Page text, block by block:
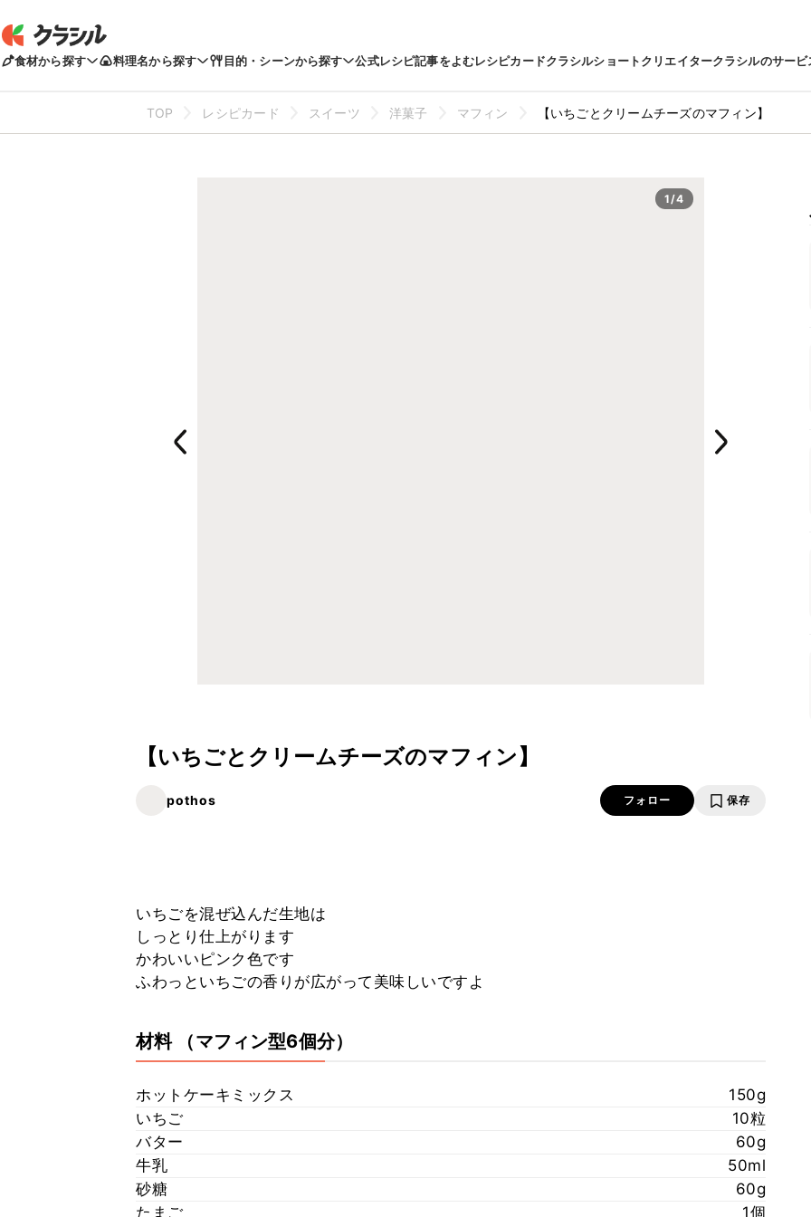
食材から探す 料理名から探す 目的・シーンから探す 公式レシピ記事をよむレシピカードクラシルショートクリエイタークラシルのサービ
TOP レシピカード スイーツ 洋菓子 マフィン 【いちごとクリームチーズのマフィン】
1/4
【いちごとクリームチーズのマフィン】
pothos フォロー 保存
いちごを混ぜ込んだ生地は
しっとり仕上がります
かわいいピンク色です
ふわっといちごの香りが広がって美味しいですよ
材料 （マフィン型6個分）
ホットケーキミックス
150g
いちご
10粒
バター
60g
牛乳
50ml
砂糖
60g
たまご
1個